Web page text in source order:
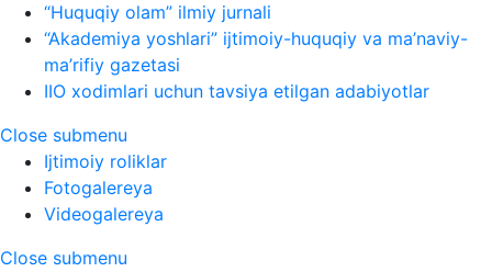
“Huquqiy olam” ilmiy jurnali
“Akademiya yoshlari” ijtimoiy-huquqiy va ma’naviy-
ma’rifiy gazetasi
IIO xodimlari uchun tavsiya etilgan adabiyotlar
Close submenu
Ijtimoiy roliklar
Fotogalereya
Videogalereya
Close submenu